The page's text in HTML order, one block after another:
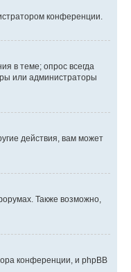
конференции.
в теме; опрос всегда
или администраторы
действия, вам может
Также возможно,
конференции, и phpBB